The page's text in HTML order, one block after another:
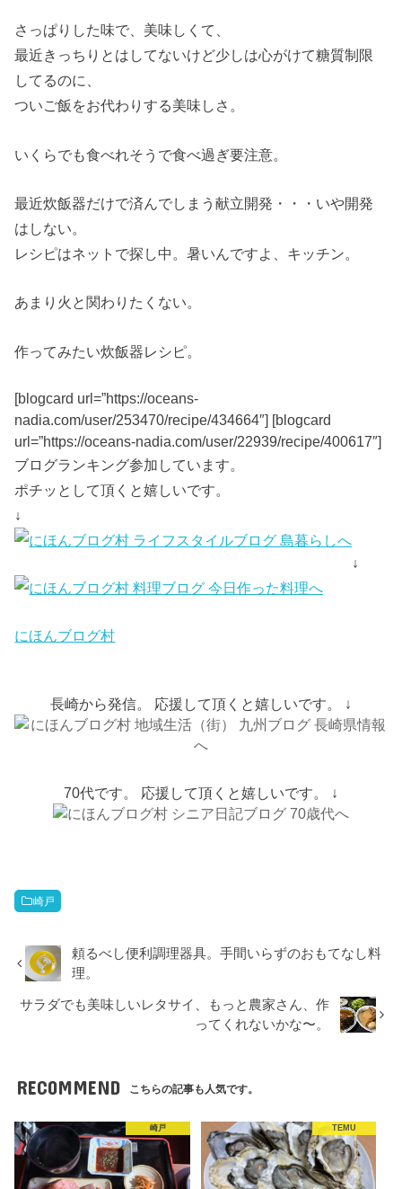
さっぱりした味で、美味しくて、
最近きっちりとはしてないけど少しは心がけて糖質制限
してるのに、
ついご飯をお代わりする美味しさ。
いくらでも食べれそうで食べ過ぎ要注意。
最近炊飯器だけで済んでしまう献立開発・・・いや開発
はしない。
レシピはネットで探し中。暑いんですよ、キッチン。
あまり火と関わりたくない。
作ってみたい炊飯器レシピ。
[blogcard url=”https://oceans-
nadia.com/user/253470/recipe/434664″] [blogcard
url=”https://oceans-nadia.com/user/22939/recipe/400617″]
ブログランキング参加しています。
ポチッとして頂くと嬉しいです。
↓
↓
にほんブログ村
長崎から発信。 応援して頂くと嬉しいです。 ↓
70代です。 応援して頂くと嬉しいです。 ↓
崎戸
頼るべし便利調理器具。手間いらずのおもてなし料
理。
サラダでも美味しいレタサイ、もっと農家さん、作
ってくれないかな〜。
RECOMMEND こちらの記事も人気です。
崎戸 TEMU